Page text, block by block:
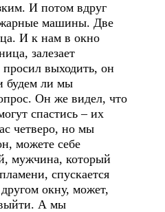
И потом вдруг
машины. Две
И к нам в окно
залезает
выходить, он
будем ли мы
Он же видел, что
спастись – их
четверо, но мы
можете себе
мужчина, который
спускается
окну, может,
выйти. А мы